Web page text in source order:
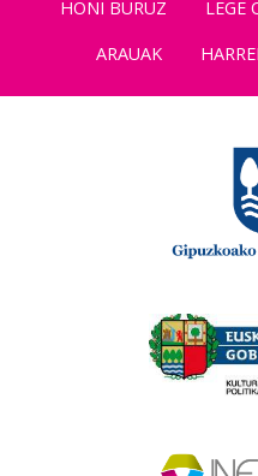
HONI BURUZ LEGE
ARAUAK